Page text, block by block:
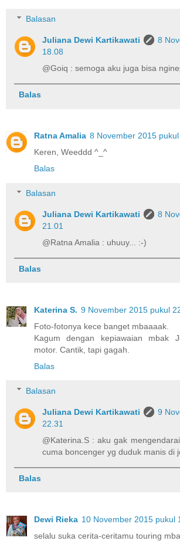
Balasan
Juliana Dewi Kartikawati
8
18.08
@Goiq : semoga aku juga bisa
Balas
Ratna Amalia 8 November 2015
Keren, Weeddd ^_^
Balas
Balasan
Juliana Dewi Kartikawati
8
21.01
@Ratna Amalia : uhuuy... :-)
Balas
Katerina S. 9 November 2015 pukul
Foto-fotonya kece banget mbaaaak.
Kagum dengan kepiawaian mbak
motor. Cantik, tapi gagah.
Balas
Balasan
Juliana Dewi Kartikawati
9
22.31
@Katerina.S : aku gak
cuma boncenger yg duduk manis di
Balas
Dewi Rieka 10 November 2015 pukul
selalu suka cerita-ceritamu touring